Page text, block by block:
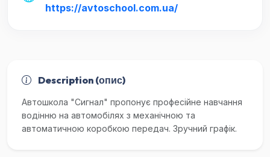
https://avtoschool.com.ua/
Description (опис)
Автошкола "Сигнал" пропонує професійне навчання
водінню на автомобілях з механічною та
автоматичною коробкою передач. Зручний графік.